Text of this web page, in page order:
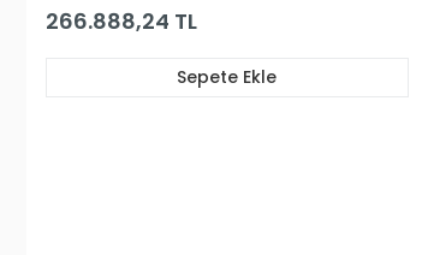
231.787,14 TL
Sepete Ekle